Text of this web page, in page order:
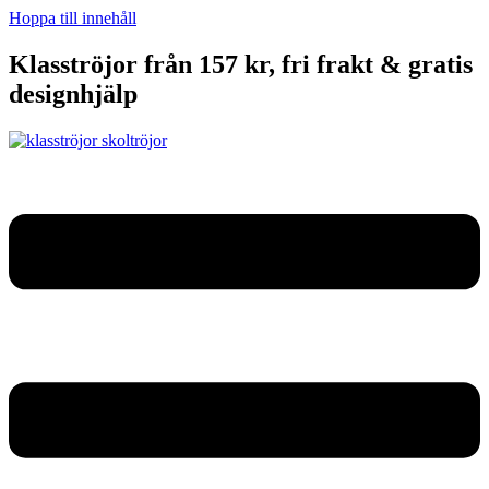
Hoppa till innehåll
Klasströjor från 157 kr, fri frakt & gratis
designhjälp